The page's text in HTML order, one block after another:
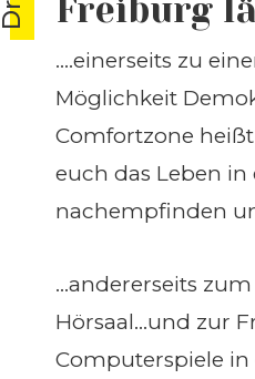
Freiburg
….einerseits zu
Möglichkeit
Comfortzone
euch das Leben
nachempfinden
…andererseits
Hörsaal…und zur
Computerspiele